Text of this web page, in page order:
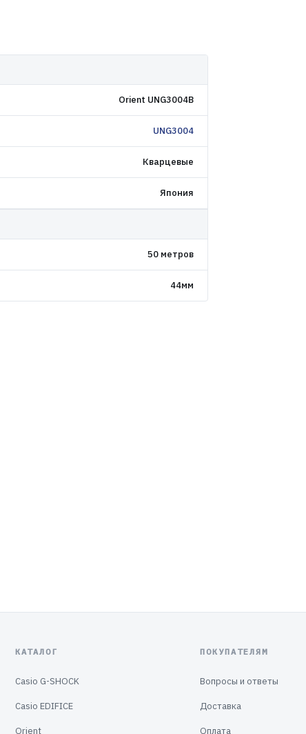
Orient UNG3004B
UNG3004
Кварцевые
Япония
50 метров
44мм
КАТАЛОГ
Casio G-SHOCK
Casio EDIFICE
Orient
ПОКУПАТЕЛЯМ
Вопросы и ответы
Доставка
Оплата